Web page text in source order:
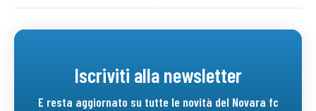
Iscriviti alla newsletter
E resta aggiornato su tutte le novità del Novara fc